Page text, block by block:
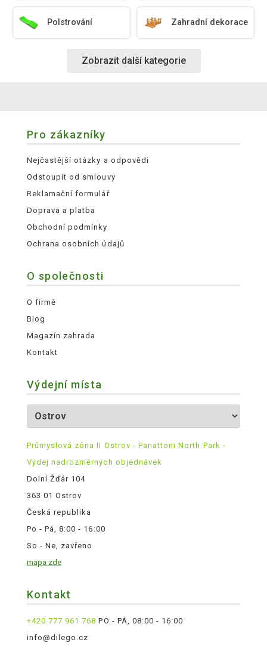
Polstrování Zahradní dekorace
Zobrazit další kategorie
Pro zákazníky
Nejčastější otázky a odpovědi
Odstoupit od smlouvy
Reklamační formulář
Doprava a platba
Obchodní podmínky
Ochrana osobních údajů
O společnosti
O firmě
Blog
Magazín zahrada
Kontakt
Výdejní místa
Průmyslová zóna II Ostrov - Panattoni North Park -
Výdej nadrozměrných objednávek
Dolní Žďár 104
363 01 Ostrov
Česká republika
Po - Pá, 8:00 - 16:00
So - Ne, zavřeno
mapa zde
Kontakt
+420 777 961 768 PO - PÁ, 08:00 - 16:00
info@dilego.cz